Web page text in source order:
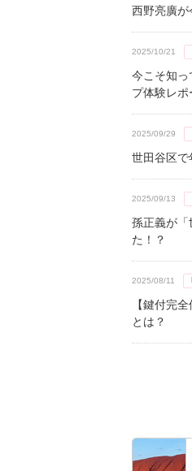
西野亮廣が
2025/10/21
今こそ知っ
プ体験レポ
2025/09/29
世田谷区
2025/09/13
孫正義が「
た！？
2025/08/11
【鍵付完
とは？